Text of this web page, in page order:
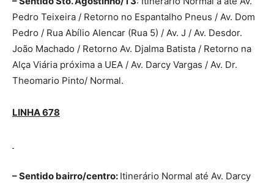
Pedro Teixeira / Retorno no Espantalho Pneus / Av. Dom
Pedro / Rua Abílio Alencar (Rua 5) / Av. J / Av. Desdor.
João Machado / Retorno Av. Djalma Batista / Retorno na
Alça Viária próxima a UEA / Av. Darcy Vargas / Av. Dr.
Theomario Pinto/ Normal.
LINHA 678
– Sentido bairro/centro: Itinerário Normal até Av. Darcy